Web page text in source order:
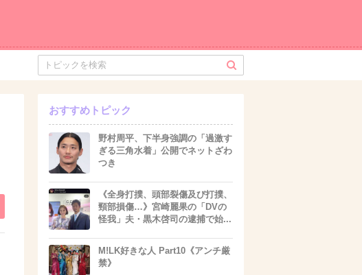
おすすめトピック
野村周平、下半身強調の「過激す
ぎる三角水着」公開でネットざわ
つき
《全身打撲、頭部裂傷及び打撲、
頸部損傷…》宮崎麗果の「DVの
怪我」夫・黒木啓司の逮捕で始...
M!LK好きな人 Part10《アンチ厳
禁》